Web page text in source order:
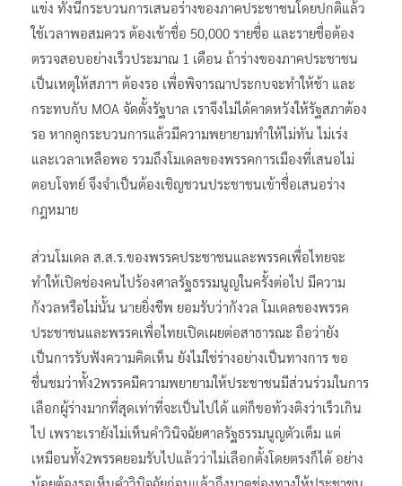
แข่ง ทั้งนี้กระบวนการเสนอร่างของภาคประชาชนโดยปกติแล้ว
ใช้เวลาพอสมควร ต้องเข้าชื่อ 50,000 รายชื่อ และรายชื่อต้อง
ตรวจสอบอย่างเร็วประมาณ 1 เดือน ถ้าร่างของภาคประชาชน
เป็นเหตุให้สภาฯ ต้องรอ เพื่อพิจารณาประกบจะทำให้ช้า และ
กระทบกับ MOA จัดตั้งรัฐบาล เราจึงไม่ได้คาดหวังให้รัฐสภาต้อง
รอ หากดูกระบวนการแล้วมีความพยายามทำให้ไม่ทัน ไม่เร่ง
และเวลาเหลือพอ รวมถึงโมเดลของพรรคการเมืองที่เสนอไม่
ตอบโจทย์ จึงจำเป็นต้องเชิญชวนประชาชนเข้าชื่อเสนอร่าง
กฎหมาย
ส่วนโมเดล ส.ส.ร.ของพรรคประชาชนและพรรคเพื่อไทยจะ
ทำให้เปิดช่องคนไปร้องศาลรัฐธรรมนูญในครั้งต่อไป มีความ
กังวลหรือไม่นั้น นายยิ่งชีพ ยอมรับว่ากังวล โมเดลของพรรค
ประชาชนและพรรคเพื่อไทยเปิดเผยต่อสาธารณะ ถือว่ายัง
เป็นการรับฟังความคิดเห็น ยังไม่ใช่ร่างอย่างเป็นทางการ ขอ
ชื่นชมว่าทั้ง2พรรคมีความพยายามให้ประชาชนมีส่วนร่วมในการ
เลือกผู้ร่างมากที่สุดเท่าที่จะเป็นไปได้ แต่ก็ขอท้วงติงว่าเร็วเกิน
ไป เพราะเรายังไม่เห็นคำวินิจฉัยศาลรัฐธรรมนูญตัวเต็ม แต่
เหมือนทั้ง2พรรคยอมรับไปแล้วว่าไม่เลือกตั้งโดยตรงก็ได้ อย่าง